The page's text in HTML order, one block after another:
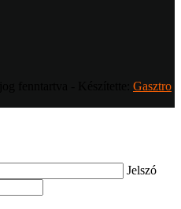
Gasztro
Jelszó